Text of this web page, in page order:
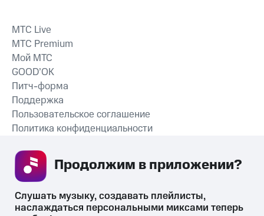
СКАЧАТЬ ПРИЛОЖЕНИЕ
MTС Live
MTС Premium
Мой МТС
GOOD’OK
Питч-форма
Поддержка
Пользовательское соглашение
Политика конфиденциальности
Слушать музыку, создавать плейлисты,
наслаждаться персональными миксами теперь